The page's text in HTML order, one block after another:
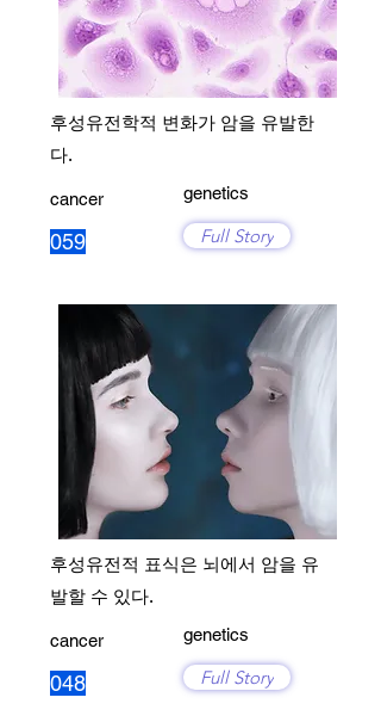
후성유전학적 변화가 암을 유발한
다.
cancer
059
genetics
Full Story
후성유전적 표식은 뇌에서 암을 유
발할 수 있다.
cancer
048
genetics
Full Story